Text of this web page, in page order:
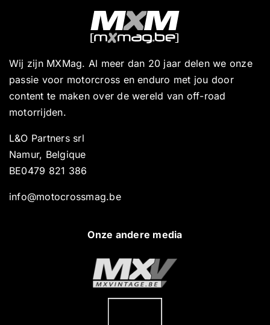
Wij zijn MXMag. Al meer dan 20 jaar delen we onze
passie voor motorcross en enduro met jou door
content te maken over de wereld van off-road
motorrijden.
L&O Partners srl
Namur, Belgique
BE0479 821 386
info@motocrossmag.be
Onze andere media